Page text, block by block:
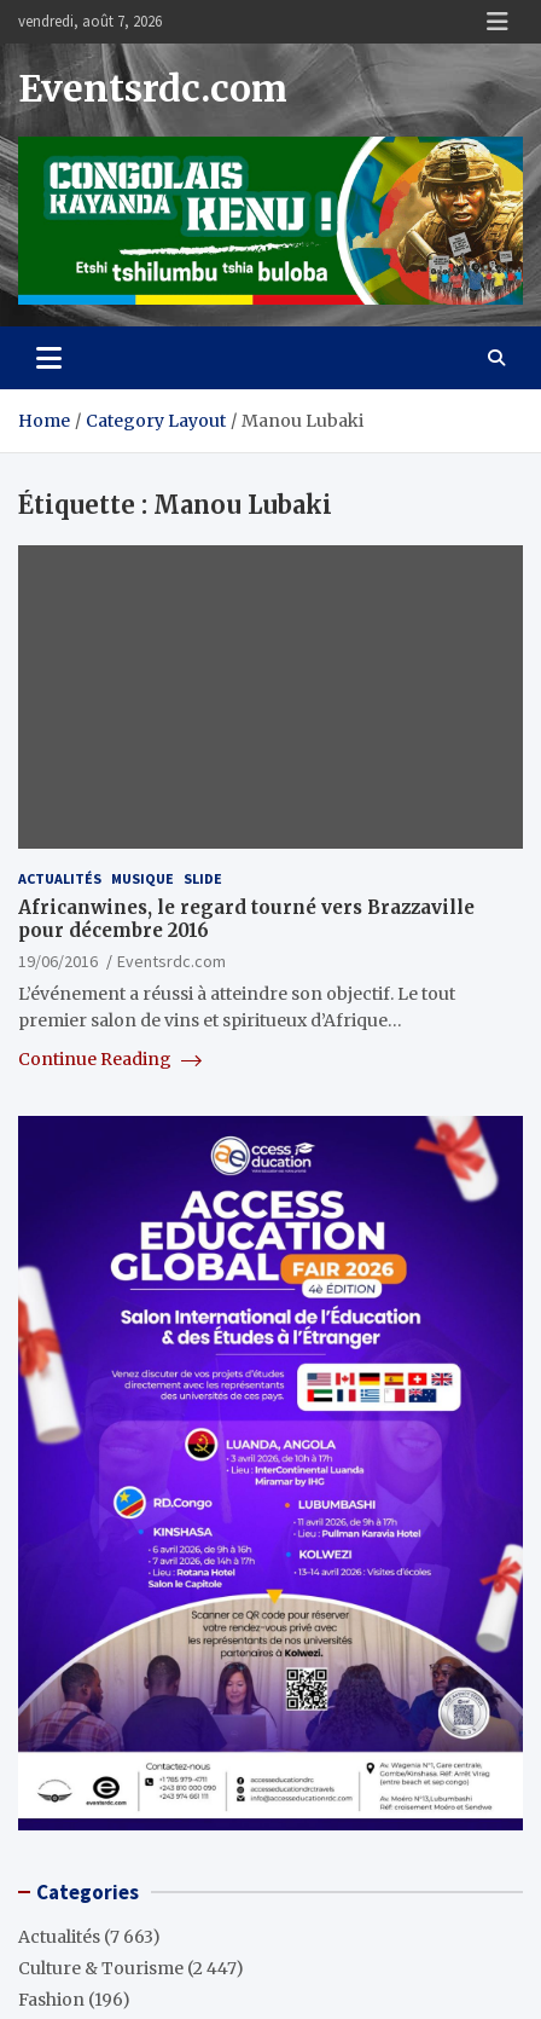
content
vendredi, août 7, 2026
Eventsrdc.com
Home Category Layout Manou Lubaki
Étiquette : Manou Lubaki
ACTUALITÉS MUSIQUE SLIDE
Africanwines, le regard tourné vers Brazzaville
pour décembre 2016
19/06/2016
Eventsrdc.com
L’événement a réussi à atteindre son objectif. Le tout
premier salon de vins et spiritueux d’Afrique…
Continue Reading
Categories
Actualités (7 663)
Culture & Tourisme (2 447)
Fashion (196)